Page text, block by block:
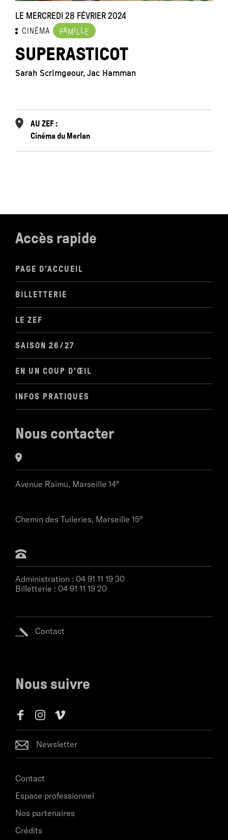
LE MERCREDI 28 FÉVRIER 2024
CINÉMA FAM E
SUPERASTICOT
Sarah Scrimgeour, Jac Hamman
AU ZEF :
Cinéma du Merlan
Accès rapide
PAGE D'ACCUEIL
BILLETTERIE
LE ZEF
SAISON 26/27
EN UN COUP D'ŒIL
INFOS PRATIQUES
Nous contacter
Avenue Raimu, Marseille 14e
Chemin des Tuileries, Marseille 15e
Administration : 04 91 11 19 30
Billetterie : 04 91 11 19 20
Contact
Nous suivre
Newsletter
Contact
Espace professionnel
Nos partenaires
Crédits